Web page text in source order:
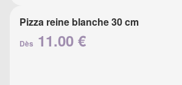
Pizza reine blanche 30 cm
Dès 11.00 €